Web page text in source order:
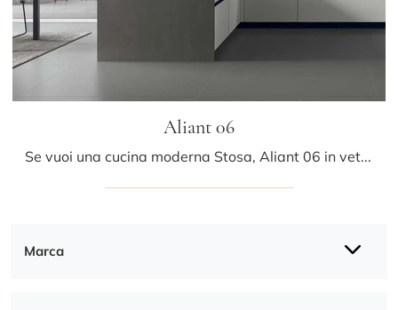
Marca
Aliant 06
Se vuoi una cucina moderna Stosa, Aliant 06 in vetro ti sta aspettando nel nostro negozio di Cucine Moderne con penisola.